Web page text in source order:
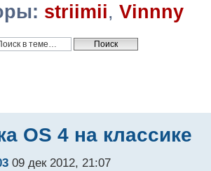
striimii, Vinnny
OS 4 на классике
09 дек 2012, 21:07